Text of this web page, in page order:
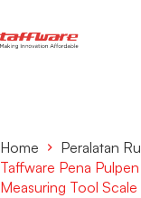
Home Peralatan
Taffware Pena
Measuring Tool